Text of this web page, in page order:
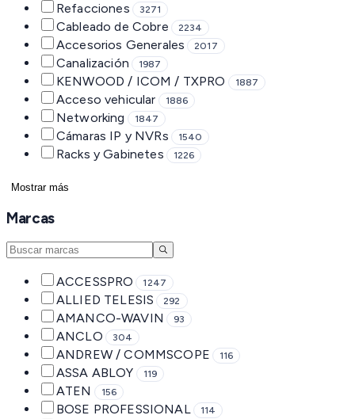
Refacciones 3271
Cableado de Cobre 2234
Accesorios Generales 2017
Canalización 1987
KENWOOD / ICOM / TXPRO 1887
Acceso vehicular 1886
Networking 1847
Cámaras IP y NVRs 1540
Racks y Gabinetes 1226
Mostrar más
Marcas
ACCESSPRO 1247
ALLIED TELESIS 292
AMANCO-WAVIN 93
ANCLO 304
ANDREW / COMMSCOPE 116
ASSA ABLOY 119
ATEN 156
BOSE PROFESSIONAL 114